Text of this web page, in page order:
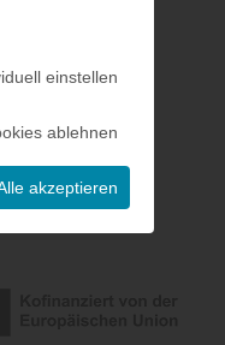
einstellen
ablehnen
akzeptieren